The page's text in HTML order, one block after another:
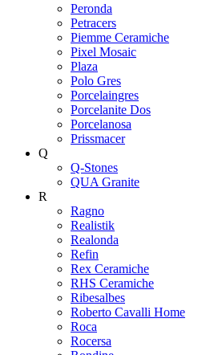
Peronda
Petracers
Piemme Ceramiche
Pixel Mosaic
Plaza
Polo Gres
Porcelaingres
Porcelanite Dos
Porcelanosa
Prissmacer
Q
Q-Stones
QUA Granite
R
Ragno
Realistik
Realonda
Refin
Rex Ceramiche
RHS Ceramiche
Ribesalbes
Roberto Cavalli Home
Roca
Rocersa